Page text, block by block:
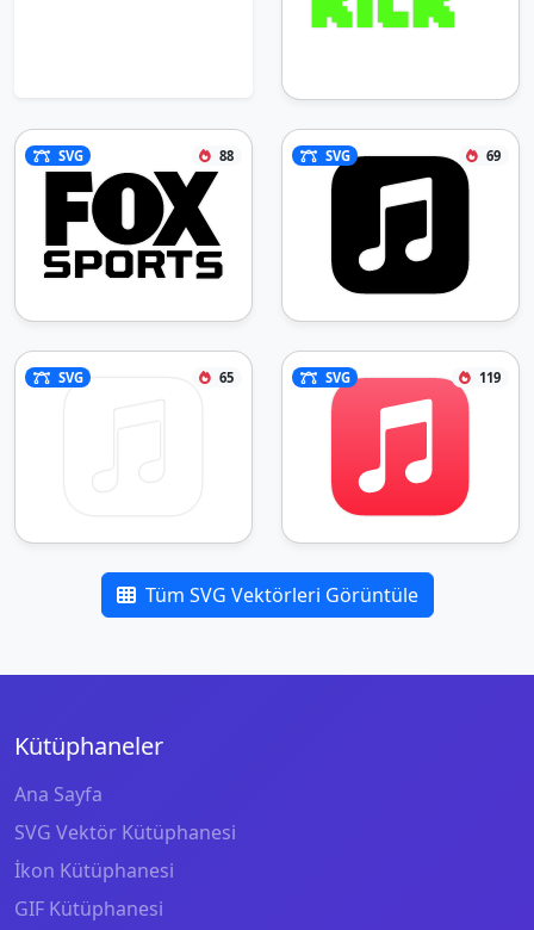
SVG 88 SVG 69
SVG 65 SVG 119
Tüm SVG Vektörleri Görüntüle
Kütüphaneler
Ana Sayfa
SVG Vektör Kütüphanesi
İkon Kütüphanesi
GIF Kütüphanesi